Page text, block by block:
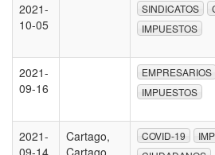
2021-
10-05
SINDICATOS
IMPUESTOS
2021-
09-16
EMPRESARIOS
IMPUESTOS
2021-
09-14
Cartago,
Cartago,
COVID-19